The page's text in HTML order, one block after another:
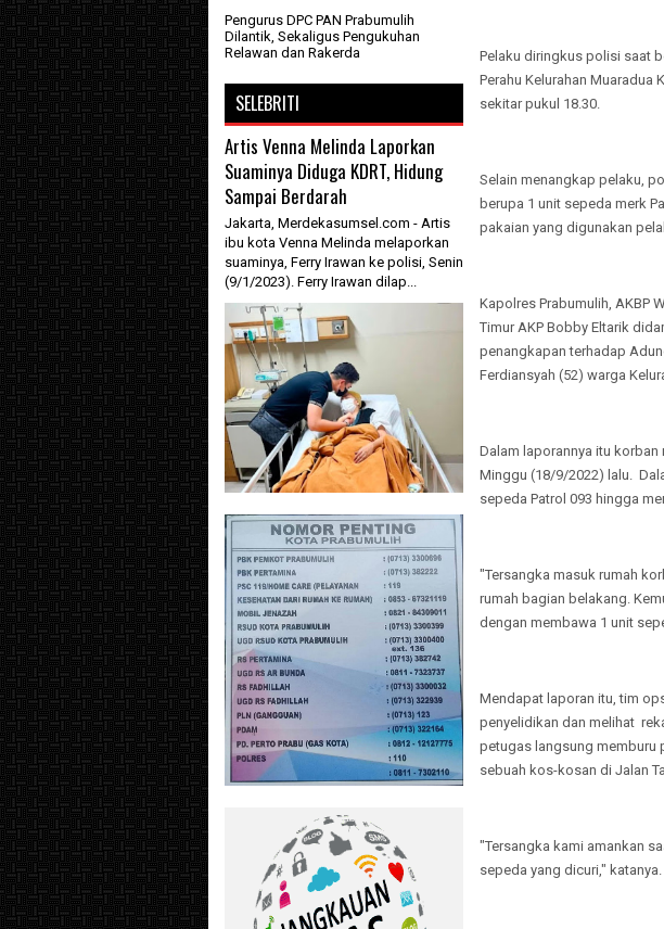
Pelaku diringkus polisi saat
Perahu Kelurahan Muaradua
sekitar pukul 18.30.
Selain menangkap pelaku,
berupa 1 unit sepeda merk
pakaian yang digunakan
Kapolres Prabumulih, AKBP
Timur AKP Bobby Eltarik
penangkapan terhadap
Ferdiansyah (52) warga
Dalam laporannya itu
Minggu (18/9/2022) lalu.
sepeda Patrol 093 hingga
"Tersangka masuk rumah
rumah bagian belakang.
dengan membawa 1 unit
Mendapat laporan itu, tim
penyelidikan dan melihat
petugas langsung memburu
sebuah kos-kosan di Jalan
"Tersangka kami amankan
sepeda yang dicuri," katanya.
Pengurus DPC PAN Prabumulih
Dilantik, Sekaligus Pengukuhan
Relawan dan Rakerda
SELEBRITI
Artis Venna Melinda Laporkan
Suaminya Diduga KDRT, Hidung
Sampai Berdarah
Jakarta, Merdekasumsel.com - Artis
ibu kota Venna Melinda melaporkan
suaminya, Ferry Irawan ke polisi, Senin
(9/1/2023). Ferry Irawan dilap...